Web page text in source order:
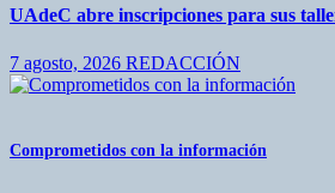
UAdeC abre inscripciones para sus
7 agosto, 2026 REDACCIÓN
Comprometidos con la información